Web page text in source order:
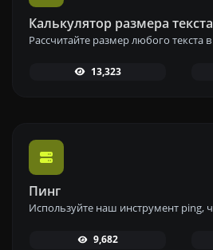
Калькулятор размера текста
13,323
Пинг
9,682